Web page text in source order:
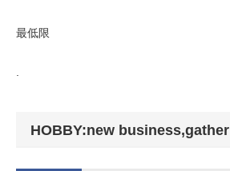
最低限
HOBBY:new